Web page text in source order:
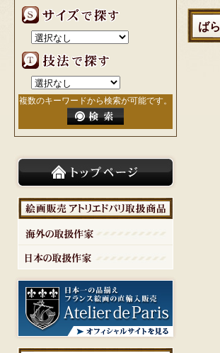
ばら
複数のキーワードから検索が可能です。